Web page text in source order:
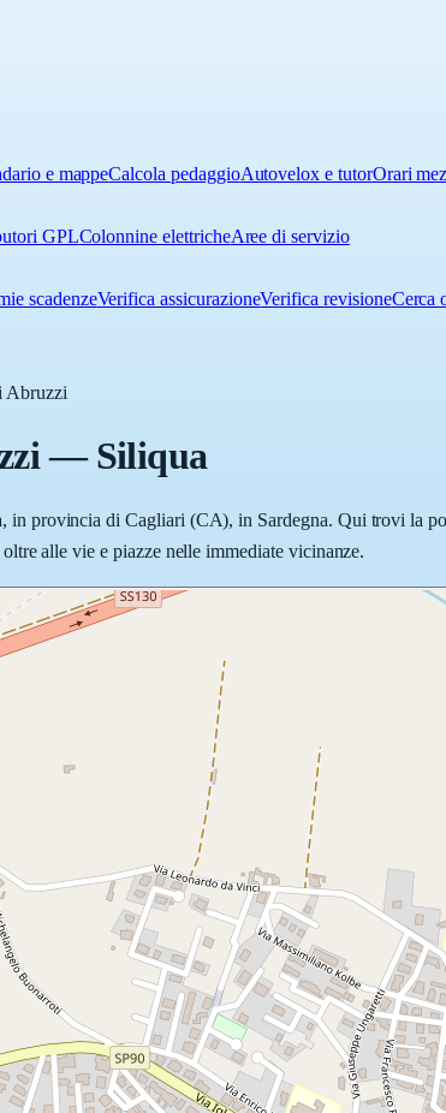
e mappeCalcola pedaggioAutovelox e tutorOrari
GPLColonnine elettricheAree di servizio
scadenzeVerifica assicurazioneVerifica revisioneCerca
Abruzzi
—Siliqua
provincia di Cagliari (CA), in Sardegna. Qui trovi la
alle vie e piazze nelle immediate vicinanze.